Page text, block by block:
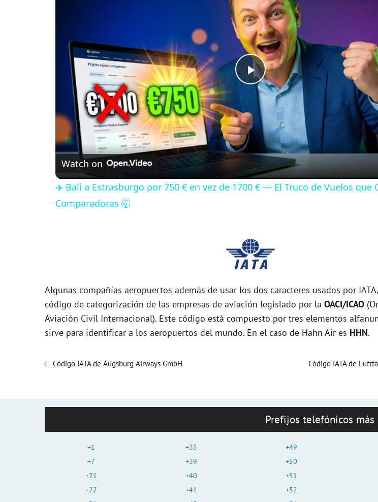
P
l
y
i
d
e
o
Watch on
✈️ Bali a Estrasburgo por 750 € en vez de 1700 € — El Truco de Vuelos que
Comparadoras 🤯
Algunas compañías aeropuertos además de usar los dos caracteres usados por
código de categorización de las empresas de aviación legislado por la OACI/ICAO
Aviación Civil Internacional). Este código está compuesto por tres elementos
sirve para identificar a los aeropuertos del mundo. En el caso de Hahn Air es HHN.
Código IATA de Augsburg Airways GmbH Código IATA de
Prefijos telefónicos más
+1
+7
+21
+22
+35
+39
+40
+41
+49
+50
+51
+52